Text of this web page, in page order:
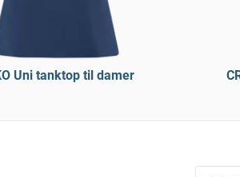
Uni tanktop til damer